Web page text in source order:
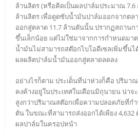
ล้านลิตร (หรือคิดเป็นผลปาล์มประมาณ 7.6
ล้านลิตร เพื่อดูดซับน้ำมันปาล์มออกจากต
ออกสู่ตลาด 11.7 ล้านตันนั้น ปรากฏสถาน
ขึ้นเล็กน้อย แต่ไม่ใช่มาจากการกำหนดมา
น้ำมันไม่สามารถสต๊อกไบโอดีเซลเพิ่มขึ้นไ
ผลผลิตปาล์มน้ำมันออกสู่ตลาดลดลง
อย่างไรก็ตาม ประเด็นที่น่าห่วงก็คือ ปริม
คงค้างอยู่ในประเทศในเดือนมิถุนายน น่าจ
สูงกว่าปริมาณสต๊อกเพื่อความปลอดภัยที่ก
ตัน ในขณะที่สามารถส่งออกได้เพียง 4,632
ผลปาล์มในครอปหน้า